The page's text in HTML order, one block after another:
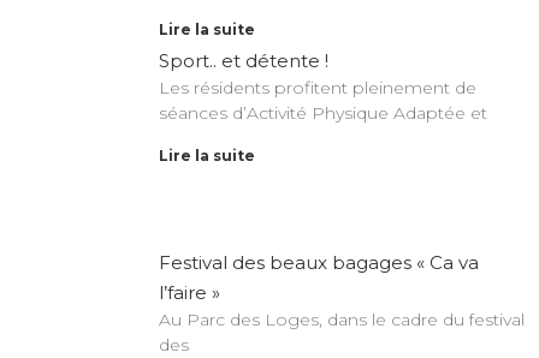
Lire la suite
Sport.. et détente !
Les résidents profitent pleinement de
séances d’Activité Physique Adaptée et
Lire la suite
Festival des beaux bagages « Ca va
l’faire »
Au Parc des Loges, dans le cadre du festival
des